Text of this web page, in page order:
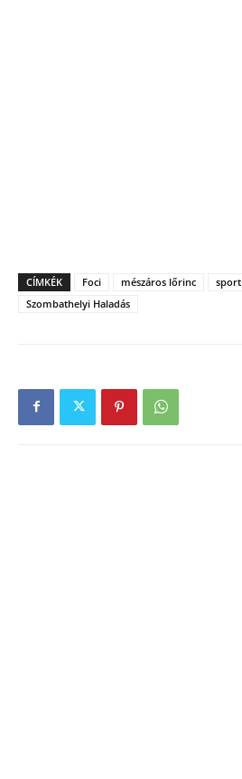
CÍMKÉK Foci mészáros lőrinc sport
Szombathelyi Haladás